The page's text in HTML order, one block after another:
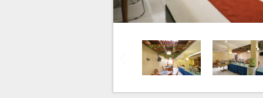
Hotel di SemarangTour di Lombok
Tour di Flores
Tour di Danau Toba, Medan